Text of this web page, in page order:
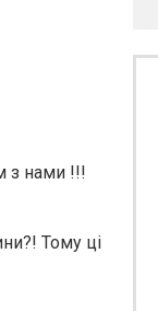
з нами !!!
Тому ці